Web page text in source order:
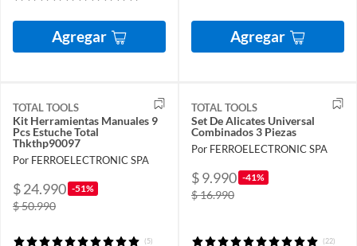
Agregar Agregar
TOTAL TOOLS
Kit Herramientas Manuales 9
Pcs Estuche Total
Thkthp90097
Por FERROELECTRONIC SPA
$ 24.990 -51%
$ 50.990
(5)
TOTAL TOOLS
Set De Alicates Universal
Combinados 3 Piezas
Por FERROELECTRONIC SPA
$ 9.990 -41%
$ 16.990
(22)